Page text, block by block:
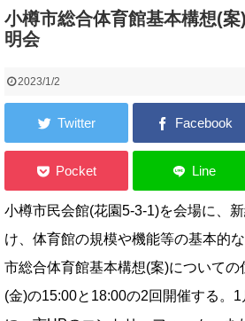
小樽市総合体育館基本構想(
明会
2023/1/2
小樽市民会館(花園5-3-1)を会場に、
け、体育館の規模や機能等の基本的
市総合体育館基本構想(案)についての
(金)の15:00と18:00の2回開催する。